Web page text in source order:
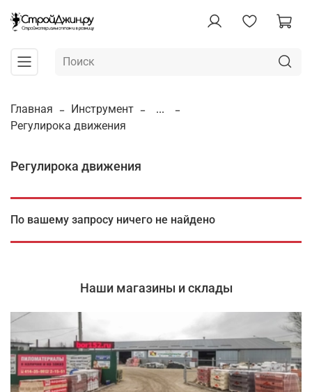
Главная Инструмент
...
Регулирока движения
Регулирока движения
По вашему запросу ничего не найдено
Наши магазины и склады